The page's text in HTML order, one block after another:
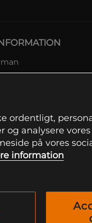
ordentligt,
analysere
på vores
information